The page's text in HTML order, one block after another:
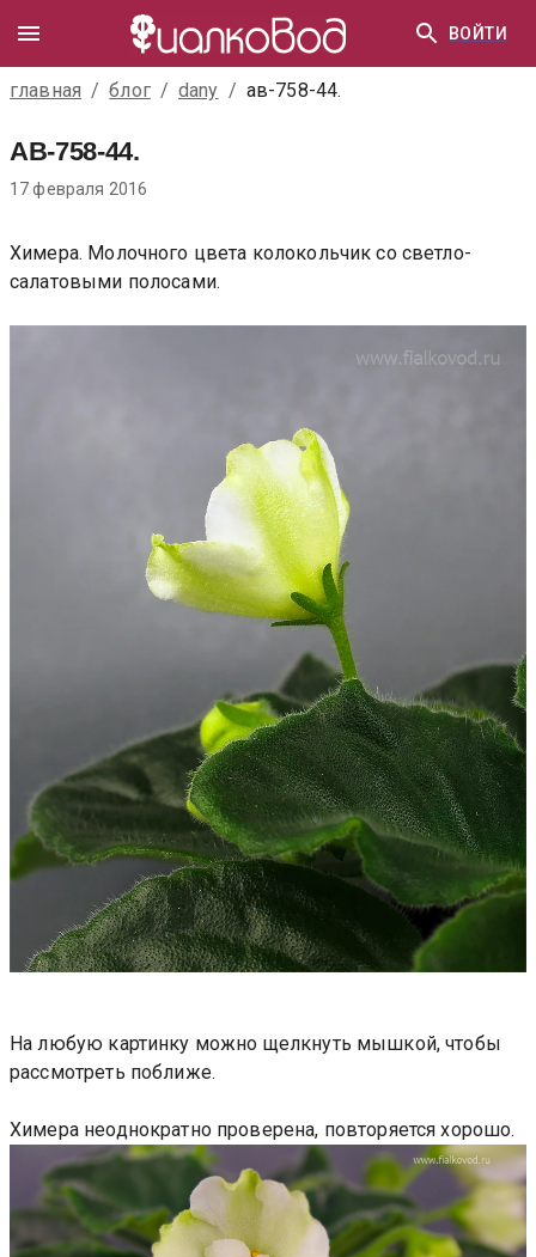
ВОЙТИ
главная / блог / dany / ав-758-44.
АВ-758-44.
17 февраля 2016
Химера. Молочного цвета колокольчик со светло-
салатовыми полосами.
На любую картинку можно щелкнуть мышкой, чтобы
рассмотреть поближе.
Химера неоднократно проверена, повторяется хорошо.